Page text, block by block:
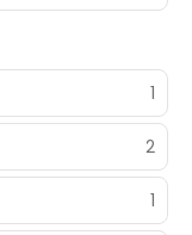
1
2
1